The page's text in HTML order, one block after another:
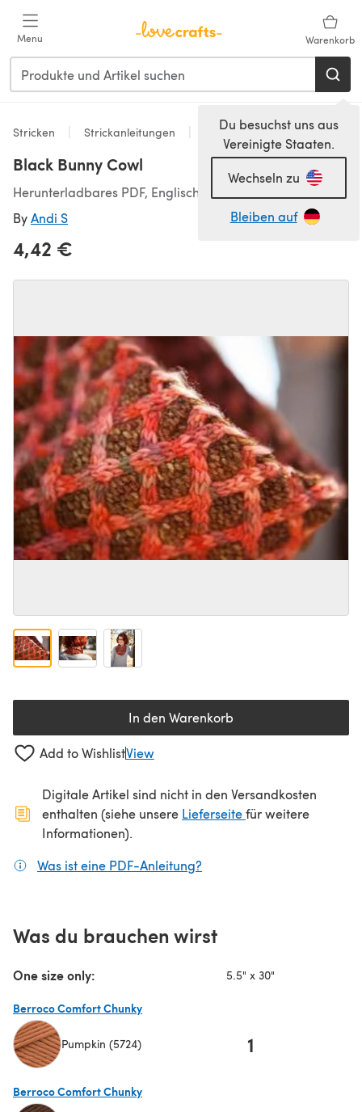
Menu Warenkorb
Du besuchst uns aus
Vereinigte Staaten.
Wechseln zu
Bleiben auf
Stricken Strickanleitungen Accessoires
Black Bunny Cowl
Herunterladbares PDF, Englisch
ByAndi S
4,42 €
In den Warenkorb
Add to WishlistView
Digitale Artikel sind nicht in den Versandkosten
enthalten (siehe unsere Lieferseite(öffnet sich in
für weitere
Informationen).
Was ist eine PDF-Anleitung?
Was du brauchen wirst
One size only: 5.5" x 30"
Berroco Comfort Chunky
Pumpkin (5724) 1
Berroco Comfort Chunky